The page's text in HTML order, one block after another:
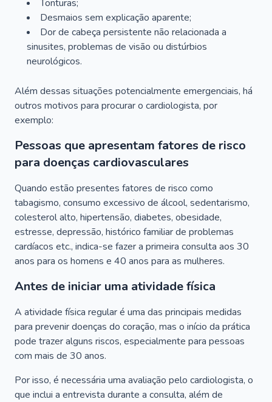
Tonturas;
Desmaios sem explicação aparente;
Dor de cabeça persistente não relacionada a
sinusites, problemas de visão ou distúrbios
neurológicos.
Além dessas situações potencialmente emergenciais, há
outros motivos para procurar o cardiologista, por
exemplo:
Pessoas que apresentam fatores de risco
para doenças cardiovasculares
Quando estão presentes fatores de risco como
tabagismo, consumo excessivo de álcool, sedentarismo,
colesterol alto, hipertensão, diabetes, obesidade,
estresse, depressão, histórico familiar de problemas
cardíacos etc., indica-se fazer a primeira consulta aos 30
anos para os homens e 40 anos para as mulheres.
Antes de iniciar uma atividade física
A atividade física regular é uma das principais medidas
para prevenir doenças do coração, mas o início da prática
pode trazer alguns riscos, especialmente para pessoas
com mais de 30 anos.
Por isso, é necessária uma avaliação pelo cardiologista, o
que inclui a entrevista durante a consulta, além de